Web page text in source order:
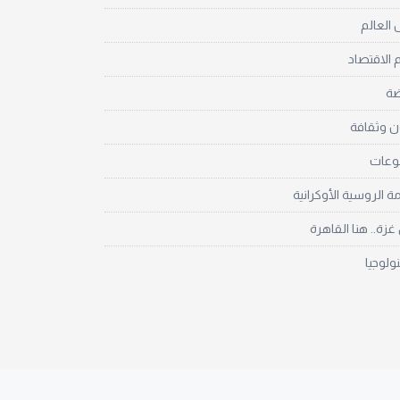
العالم
الاقتصاد
وثقافة
الروسية الأوكرانية
هنا القاهرة